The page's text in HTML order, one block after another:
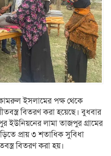
ইসলামের পক্ষ থেকে
বিতরণ করা হয়েছে। বুধবার
ইউনিয়নের লামা তাজপুর গ্রামের
প্রায় ৩ শতাধিক সুবিধা
বিতরণ করা হয়।